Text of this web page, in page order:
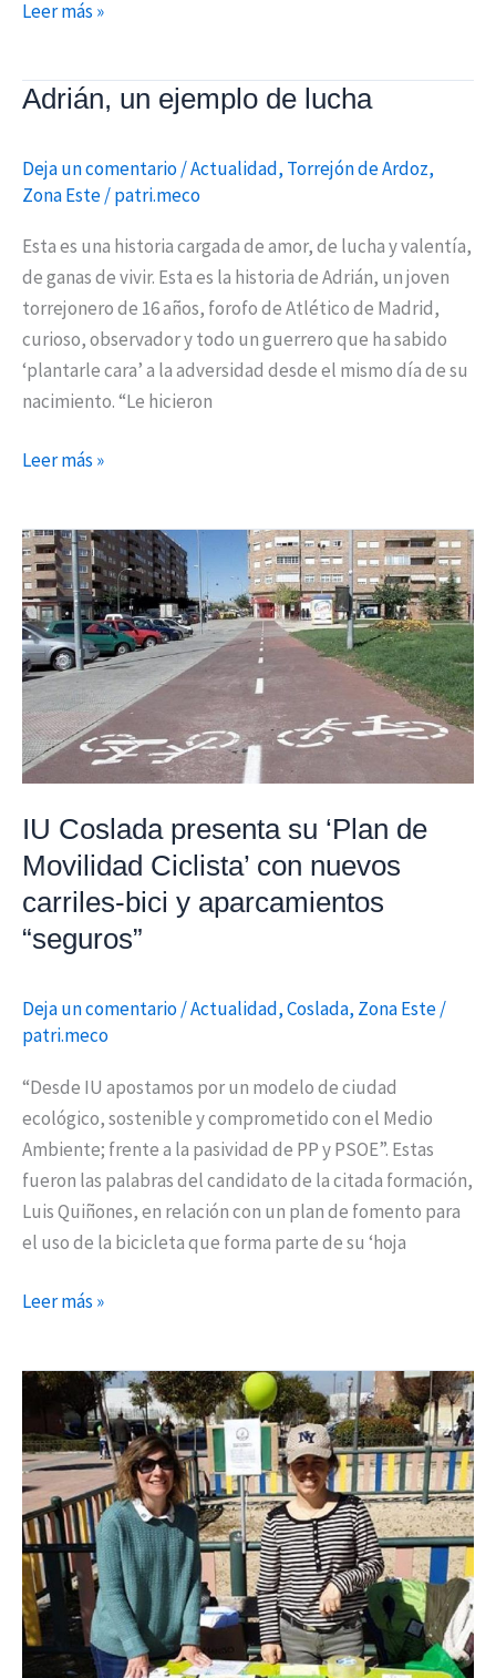
Leer más »
Adrián, un ejemplo de lucha
Deja un comentario/Actualidad, Torrejón de Ardoz,
Zona Este/patri.meco
Esta es una historia cargada de amor, de lucha y valentía,
de ganas de vivir. Esta es la historia de Adrián, un joven
torrejonero de 16 años, forofo de Atlético de Madrid,
curioso, observador y todo un guerrero que ha sabido
‘plantarle cara’ a la adversidad desde el mismo día de su
nacimiento. “Le hicieron
Adrián,
ejemplo
de
Leer más »
IU Coslada presenta su ‘Plan de
Movilidad Ciclista’ con nuevos
carriles-bici y aparcamientos
“seguros”
Deja un comentario/Actualidad,Coslada, Zona Este/
patri.meco
“Desde IU apostamos por un modelo de ciudad
ecológico, sostenible y comprometido con el Medio
Ambiente; frente a la pasividad de PP y PSOE”. Estas
fueron las palabras del candidato de la citada formación,
Luis Quiñones, en relación con un plan de fomento para
el uso de la bicicleta que forma parte de su ‘hoja
IU
Coslada
presenta
su
‘Plan
de
Movilidad
Ciclista’
nuevos
carriles-
y
aparcamientos
Leer más »
Campaña
recogida
de
firmas
por
un
instituto
en
el